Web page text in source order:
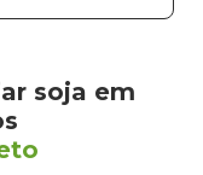
soja em